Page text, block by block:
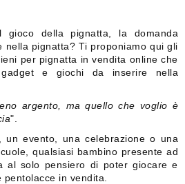
gioco della pignatta, la domanda
nella pignatta? Ti proponiamo qui gli
per pignatta in vendita online che
e giochi da inserire nella
argento, ma quello che voglio è
".
un evento, una celebrazione o una
qualsiasi bambino presente ad
al solo pensiero di poter giocare e
in vendita.